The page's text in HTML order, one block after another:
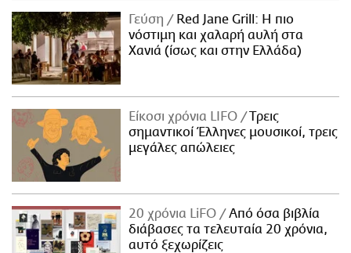
Γεύση
Red Jane Grill: Η πιο
νόστιμη και χαλαρή αυλή στα
Χανιά (ίσως και στην Ελλάδα)
Είκοσι χρόνια LIFO
Tρεις
σημαντικοί Έλληνες μουσικοί, τρεις
μεγάλες απώλειες
20 χρόνια LiFO
Από όσα βιβλία
διάβασες τα τελευταία 20 χρόνια,
αυτό ξεχωρίζεις